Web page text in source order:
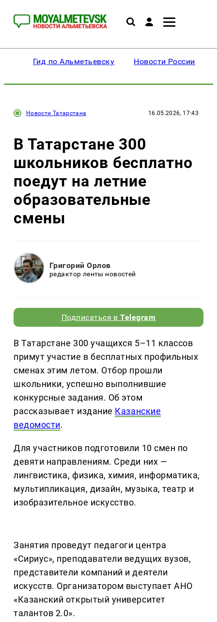
Гид по Альметьевску Новости России
Новости Татарстана 16.05.2026, 17:43
В Татарстане 300
школьников бесплатно
поедут на летние
образовательные
смены
Григорий Орлов
редактор ленты новостей
Подписаться вTelegram
В Татарстане 300 учащихся 5–11 классов
примут участие в бесплатных профильных
сменах этим летом. Отбор прошли
школьники, успешно выполнившие
конкурсные задания. Об этом
рассказывает издание Казанские
ведомости.
Для участников подготовили 10 смен по
девяти направлениям. Среди них —
лингвистика, физика, химия, информатика,
мультипликация, дизайн, музыка, театр и
изобразительное искусство.
Занятия проведут педагоги центра
«Сириус», преподаватели ведущих вузов,
представители компаний и деятели
искусств. Организатором выступает АНО
«Казанский открытый университет
талантов 2.0».